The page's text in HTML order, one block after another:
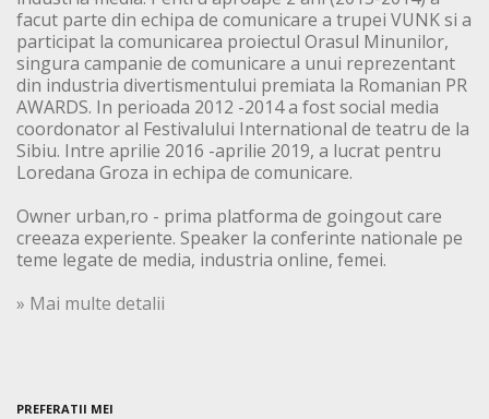
facut parte din echipa de comunicare a trupei VUNK si a
participat la comunicarea proiectul Orasul Minunilor,
singura campanie de comunicare a unui reprezentant
din industria divertismentului premiata la Romanian PR
AWARDS. In perioada 2012 -2014 a fost social media
coordonator al Festivalului International de teatru de la
Sibiu. Intre aprilie 2016 -aprilie 2019, a lucrat pentru
Loredana Groza in echipa de comunicare.
Owner urban,ro - prima platforma de goingout care
creeaza experiente. Speaker la conferinte nationale pe
teme legate de media, industria online, femei.
» Mai multe detalii
PREFERATII MEI